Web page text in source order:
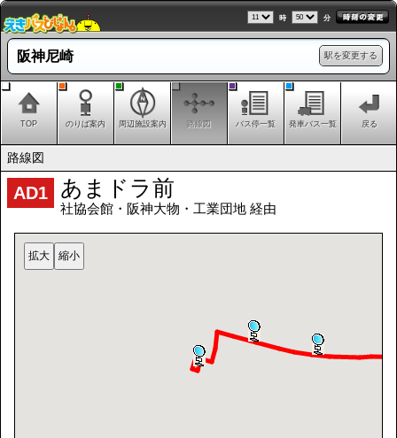
時 分
駅を変更する
阪神尼崎
TOP のりば案内 周辺施設案内 路線図 バス停一覧 発車バス一覧 戻る
路線図
AD1 あまドラ前
社協会館・阪神大物・工業団地 経由